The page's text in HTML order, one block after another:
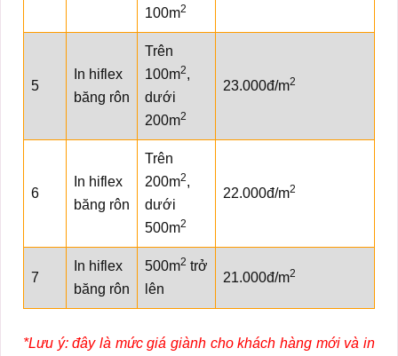
100m2
5
In hiflex
băng rôn
Trên
100m2,
dưới
200m2
23.000đ/m2
6
In hiflex
băng rôn
Trên
200m2,
dưới
500m2
22.000đ/m2
7
In hiflex
băng rôn
500m2 trở
lên
21.000đ/m2
*Lưu ý: đây là mức giá giành cho khách hàng mới và in